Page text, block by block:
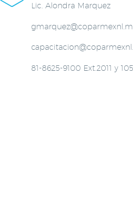
Lic. Alondra Marquez
81-8625-9100 Ext.2011 y